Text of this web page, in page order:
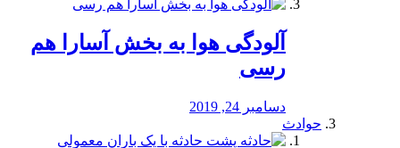
آلودگی هوا به بخش آسارا هم
رسی
دسامبر 24, 2019
حوادث